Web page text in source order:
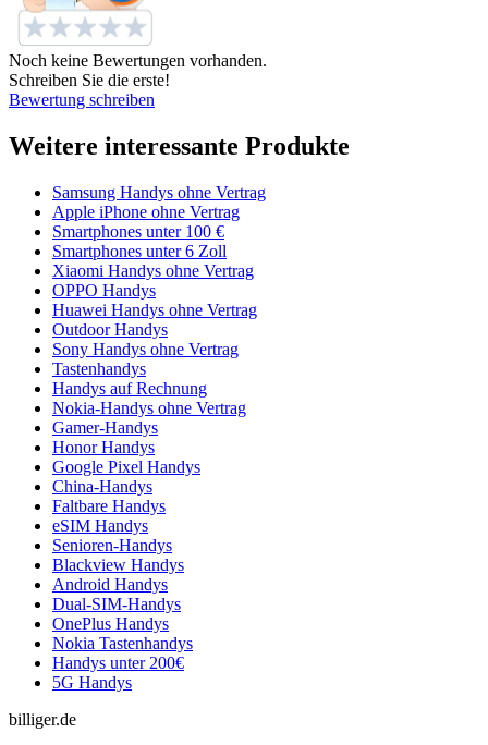
Noch keine Bewertungen vorhanden.
Schreiben Sie die erste!
Bewertung schreiben
Weitere interessante Produkte
Samsung Handys ohne Vertrag
Apple iPhone ohne Vertrag
Smartphones unter 100 €
Smartphones unter 6 Zoll
Xiaomi Handys ohne Vertrag
OPPO Handys
Huawei Handys ohne Vertrag
Outdoor Handys
Sony Handys ohne Vertrag
Tastenhandys
Handys auf Rechnung
Nokia-Handys ohne Vertrag
Gamer-Handys
Honor Handys
Google Pixel Handys
China-Handys
Faltbare Handys
eSIM Handys
Senioren-Handys
Blackview Handys
Android Handys
Dual-SIM-Handys
OnePlus Handys
Nokia Tastenhandys
Handys unter 200€
5G Handys
billiger.de